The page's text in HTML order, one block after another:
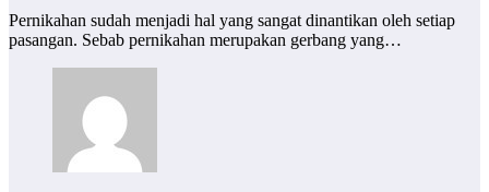
Pernikahan sudah menjadi hal yang sangat dinantikan oleh setiap
pasangan. Sebab pernikahan merupakan gerbang yang…